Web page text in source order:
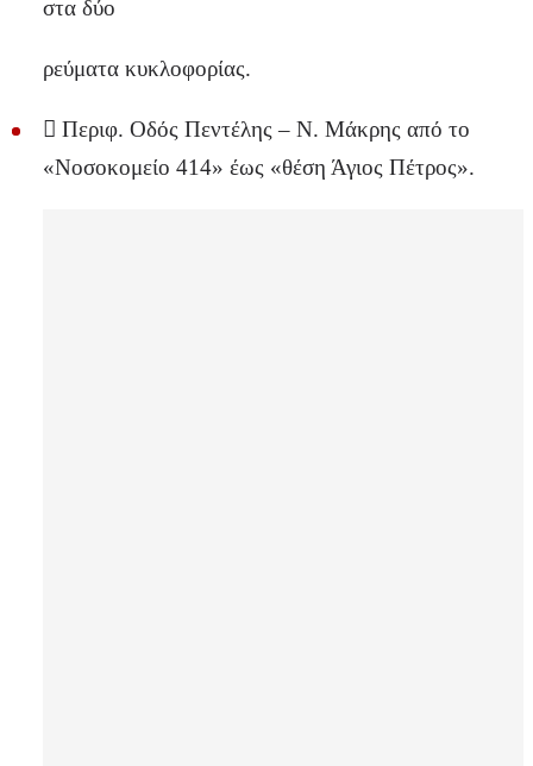
στα δύο
ρεύματα κυκλοφορίας.
 Περιφ. Οδός Πεντέλης – Ν. Μάκρης από το
«Νοσοκομείο 414» έως «θέση Άγιος Πέτρος».